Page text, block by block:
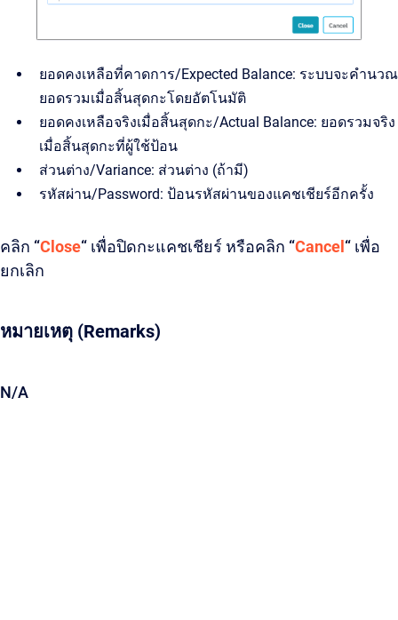
ยอดคงเหลือที่คาดการ/Expected Balance: ระบบจะคำนวณ
ยอดรวมเมื่อสิ้นสุดกะโดยอัตโนมัติ
ยอดคงเหลือจริงเมื่อสิ้นสุดกะ/Actual Balance: ยอดรวมจริง
เมื่อสิ้นสุดกะที่ผู้ใช้ป้อน
ส่วนต่าง/Variance: ส่วนต่าง (ถ้ามี)
รหัสผ่าน/Password: ป้อนรหัสผ่านของแคชเชียร์อีกครั้ง
คลิก “Close“ เพื่อปิดกะแคชเชียร์ หรือคลิก “Cancel “ เพื่อ
ยกเลิก
หมายเหตุ (Remarks)
N/A